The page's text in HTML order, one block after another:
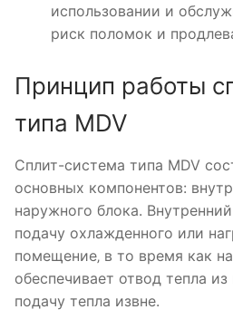
использовании и
риск поломок и
Принцип работы
типа MDV
Сплит-система типа MDV
основных компонентов:
наружного блока.
подачу охлажденного или
помещение‚ в то время как
обеспечивает отвод тепла
подачу тепла извне.